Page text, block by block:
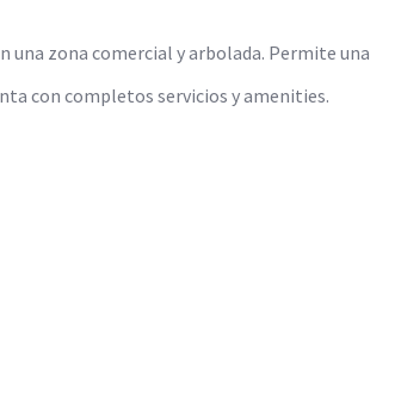
una zona comercial y arbolada. Permite una
con completos servicios y amenities.